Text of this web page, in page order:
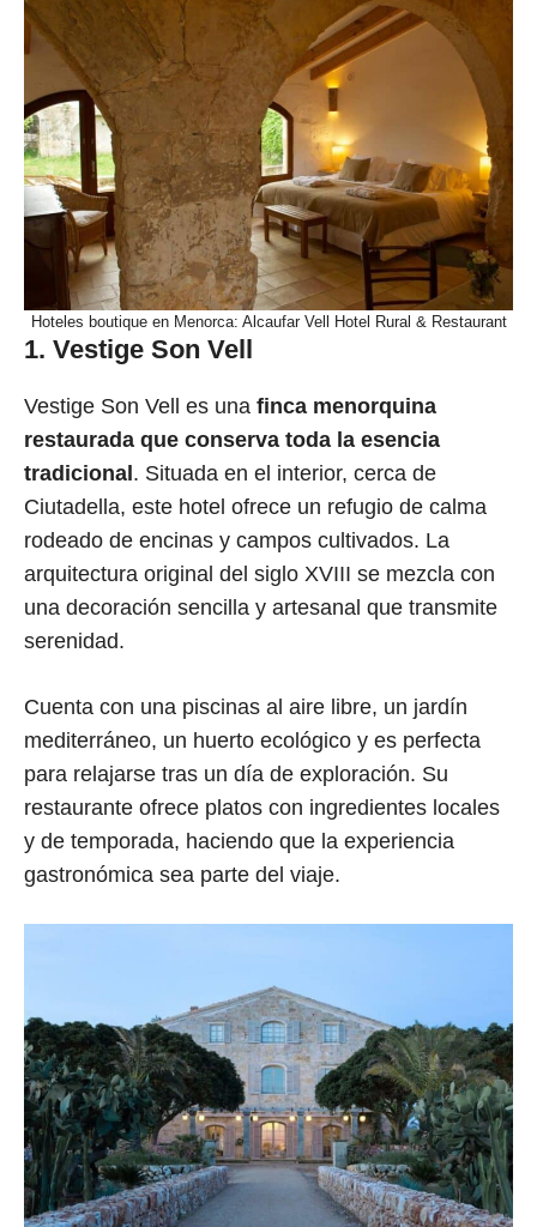
Hoteles boutique en Menorca: Alcaufar Vell Hotel Rural & Restaurant
1. Vestige Son Vell
Vestige Son Vell es una finca menorquina
restaurada que conserva toda la esencia
tradicional . Situada en el interior, cerca de
Ciutadella, este hotel ofrece un refugio de calma
rodeado de encinas y campos cultivados. La
arquitectura original del siglo XVIII se mezcla con
una decoración sencilla y artesanal que transmite
serenidad.
Cuenta con una piscinas al aire libre, un jardín
mediterráneo, un huerto ecológico y es perfecta
para relajarse tras un día de exploración. Su
restaurante ofrece platos con ingredientes locales
y de temporada, haciendo que la experiencia
gastronómica sea parte del viaje.